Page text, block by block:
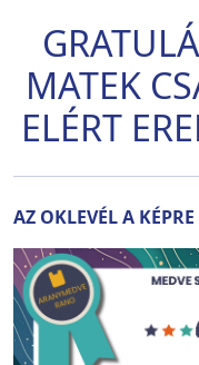
MATEK
ELÉRT
AZ OKLEVÉL A